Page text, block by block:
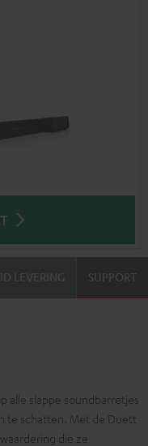
SUPPORT
alle slappe soundbarretjes
te schatten. Met de Duett
die ze